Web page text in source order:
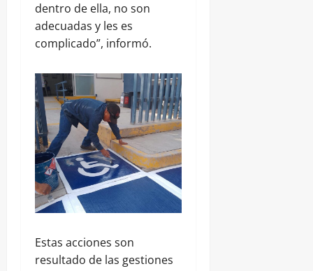
dentro de ella, no son
adecuadas y les es
complicado”, informó.
Estas acciones son
resultado de las gestiones